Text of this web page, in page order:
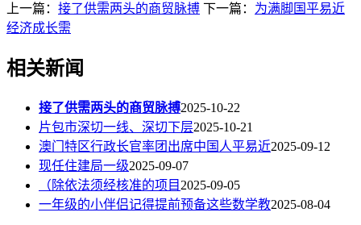
上一篇： 接了供需两头的商贸脉搏 下一篇： 为满脚国平易近
经济成长需
相关新闻
接了供需两头的商贸脉搏2025-10-22
片包市深切一线、深切下层2025-10-21
澳门特区行政长官率团出席中国人平易近2025-09-12
现任住建局一级2025-09-07
（除依法须经核准的项目 2025-09-05
一年级的小伴侣记得提前预备这些数学教2025-08-04